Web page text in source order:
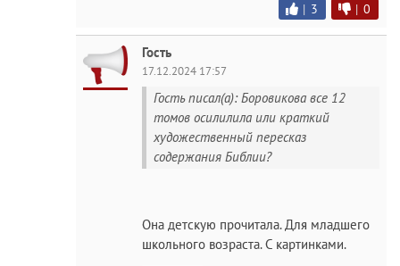
| 3 | 0
Гость
17.12.2024 17:57
Гость писал(а): Боровикова все 12
томов осилилила или краткий
художественный пересказ
содержания Библии?
Она детскую прочитала. Для младшего
школьного возраста. С картинками.